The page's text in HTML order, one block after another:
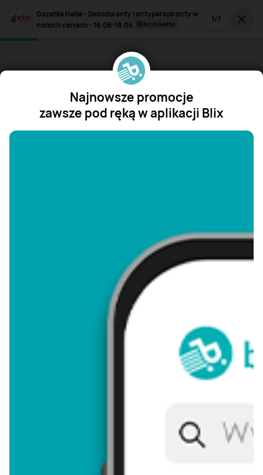
Gazetka Hebe - Dezodoranty i antyperspiranty w
niskich cenach - 16.06-18.06
archiwalna 1/7
Najnowsze promocje
zawsze pod ręką w aplikacji Blix
"/>